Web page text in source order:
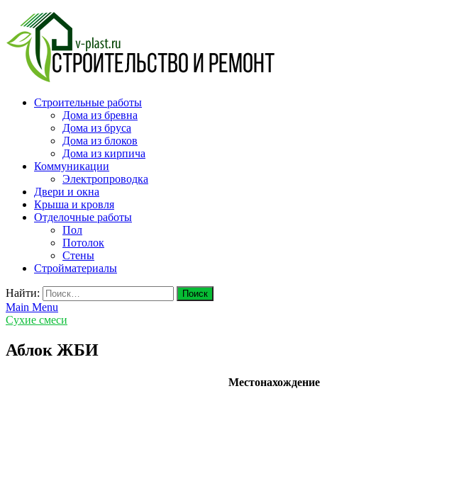
v-plast.ru Строительство и ремонт
Строительные работы
Дома из бревна
Дома из бруса
Дома из блоков
Дома из кирпича
Коммуникации
Электропроводка
Двери и окна
Крыша и кровля
Отделочные работы
Пол
Потолок
Стены
Стройматериалы
Найти:
Main Menu
Сухие смеси
Аблок ЖБИ
Местонахождение